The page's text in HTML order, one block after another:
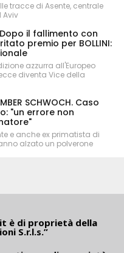
tracce di Asente, centrale
Aviv
Dopo il fallimento con
premio per BOLLINI:
azzurra all'Europeo
diventa Vice della
SCHWOCH. Caso
"un errore non
e anche ex primatista di
alzato un polverone
è di proprietà della
S.r.l.s.”